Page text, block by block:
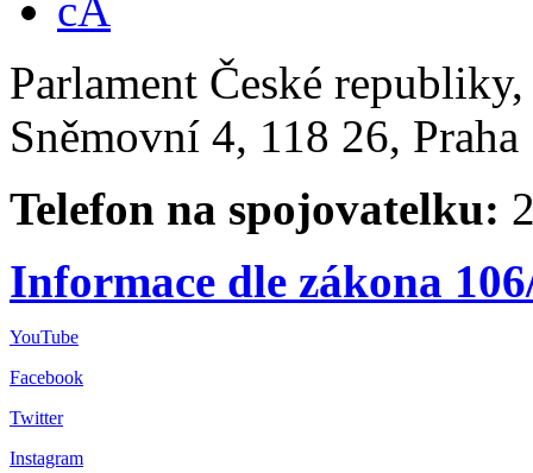
Parlament České
Sněmovní 4, 118 26,
Telefon na spojovatelku:
Informace dle zákona
YouTube
Facebook
Twitter
Instagram